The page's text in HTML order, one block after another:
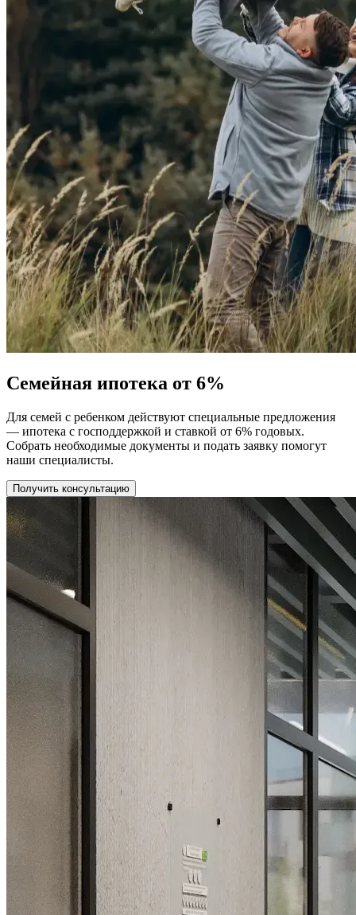
Семейная ипотека от 6%
Для семей с ребенком действуют специальные предложения
— ипотека с господдержкой и ставкой от 6% годовых.
Собрать необходимые документы и подать заявку помогут
наши специалисты.
Получить консультацию